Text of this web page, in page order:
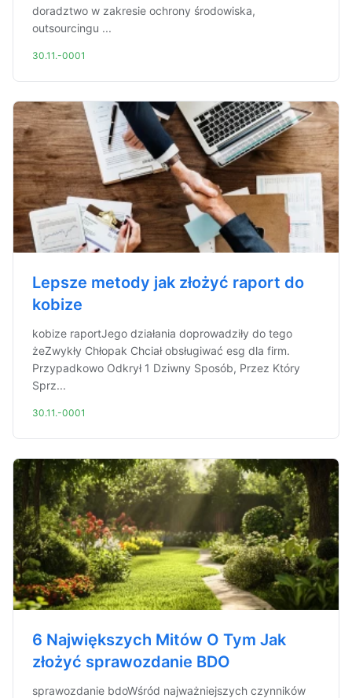
doradztwo w zakresie ochrony środowiska,
outsourcingu ...
30.11.-0001
Lepsze metody jak złożyć raport do
kobize
kobize raportJego działania doprowadziły do tego
żeZwykły Chłopak Chciał obsługiwać esg dla firm.
Przypadkowo Odkrył 1 Dziwny Sposób, Przez Który
Sprz...
30.11.-0001
6 Największych Mitów O Tym Jak
złożyć sprawozdanie BDO
sprawozdanie bdoWśród najważniejszych czynników